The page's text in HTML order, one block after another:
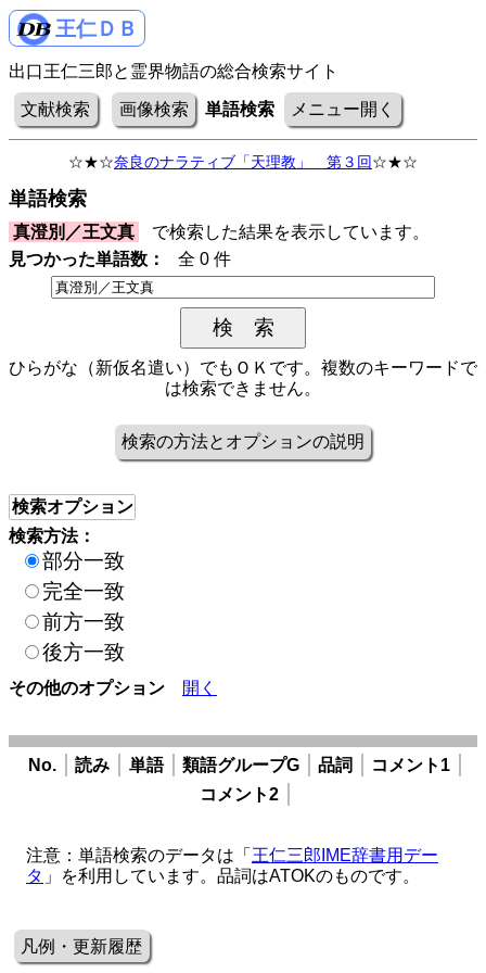
王仁ＤＢ
出口王仁三郎と霊界物語の総合検索サイト
文献検索 画像検索 単語検索 メニュー開く
☆★☆奈良のナラティブ「天理教」 第３回☆★☆
単語検索
真澄別／王文真
で検索した結果を表示しています。
見つかった単語数：
全 0 件
ひらがな（新仮名遣い）でもＯＫです。複数のキーワードで
は検索できません。
検索の方法とオプションの説明
検索オプション
検索方法：
部分一致
完全一致
前方一致
後方一致
その他のオプション 開く
No. 読み 単語 類語グループG 品詞
コメント1
コメント2
注意：単語検索のデータは「 王仁三郎IME辞書用デー
タ 」を利用しています。品詞はATOKのものです。
凡例・更新履歴